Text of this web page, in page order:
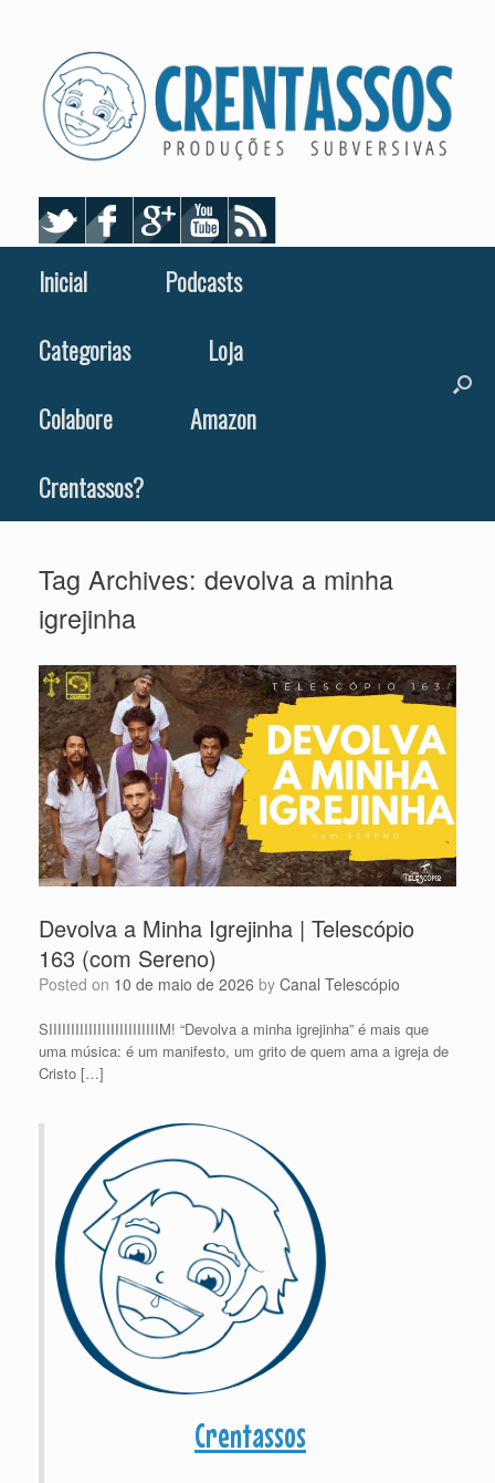
Inicial
Podcasts
Categorias
Loja
Colabore
Amazon
Crentassos?
Tag Archives: devolva a minha
igrejinha
Devolva a Minha Igrejinha | Telescópio
163 (com Sereno)
Posted on 10 de maio de 2026 by Canal Telescópio
SIIIIIIIIIIIIIIIIIIIIIIIIIM! “Devolva a minha igrejinha” é mais que
uma música: é um manifesto, um grito de quem ama a igreja de
Cristo […]
Crentassos